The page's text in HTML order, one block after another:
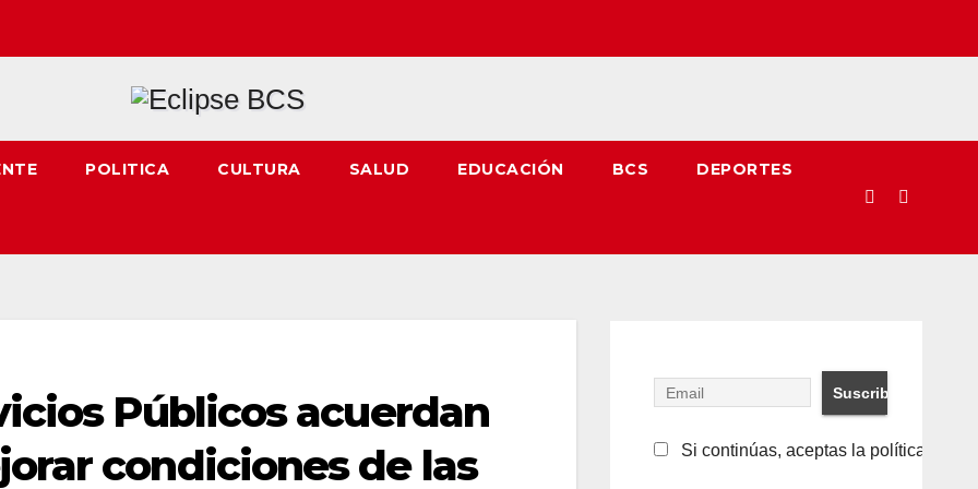
POLITICA CULTURA SALUD EDUCACIÓN BCS DEPORTES
Públicos acuerdan
condiciones de las
Si continúas, aceptas la política de